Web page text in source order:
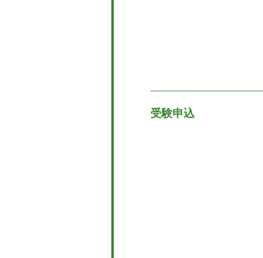
受験申込